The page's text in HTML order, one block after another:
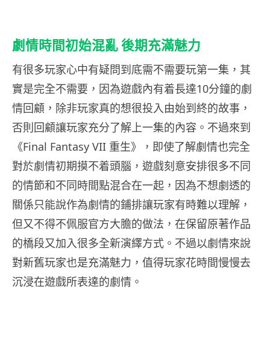
劇情時間初始混亂 後期充滿魅力
有很多玩家心中有疑問到底需不需要玩第一集，其
實是完全不需要，因為遊戲內有着長達10分鐘的劇
情回顧，除非玩家真的想很投入由始到終的故事，
否則回顧讓玩家充分了解上一集的內容。不過來到
《Final Fantasy VII 重生》，即使了解劇情也完全
對於劇情初期摸不着頭腦，遊戲刻意安排很多不同
的情節和不同時間點混合在一起，因為不想劇透的
關係只能說作為劇情的鋪排讓玩家有時難以理解，
但又不得不佩服官方大膽的做法，在保留原著作品
的橋段又加入很多全新演繹方式。不過以劇情來說
對新舊玩家也是充滿魅力，值得玩家花時間慢慢去
沉浸在遊戲所表達的劇情。